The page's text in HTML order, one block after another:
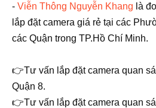
- Viễn Thông Nguyễn Khang là
lắp đặt camera giá rẻ tại các
các Quận trong TP.Hồ Chí Minh.
👉Tư vấn lắp đặt camera quan
Quận 8.
👉Tư vấn lắp đặt camera quan